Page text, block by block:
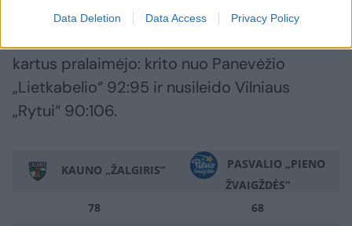
Data Deletion Data Access Privacy Policy
kartus pralaimėjo: krito nuo Panevėžio
„Lietkabelio“ 92:95 ir nusileido Vilniaus
„Rytui“ 90:106.
KAUNO „ŽALGIRIS“
PASVALIO „PIENO
ŽVAIGŽDĖS“
78
68